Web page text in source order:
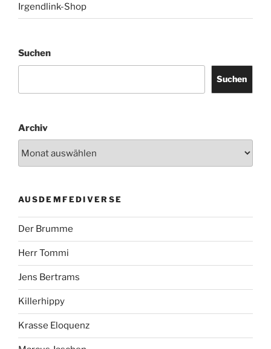
Irgendlink-Shop
Suchen
Suchen
Archiv
AUSDEMFEDIVERSE
Der Brumme
Herr Tommi
Jens Bertrams
Killerhippy
Krasse Eloquenz